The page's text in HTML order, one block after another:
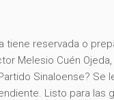
tiene reservada o
Melesio Cuén
Sinaloense? Se
Listo para las